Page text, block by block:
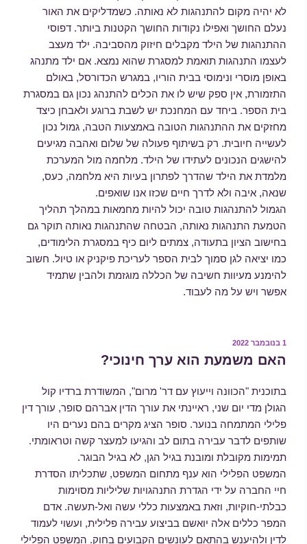
לא יהיה מקום להתנהגות לא נאותה. כשמדליקים את האור
נעלם החושך ואפילו נקודות החושך הקטנות ביותר. דפוסי
ההתנהגות של הילד מקבלים חיזוק מהסביבה. ילד מעצב
לעצמו התנהגות תואמת למסגרת שהוא נמצא. אם ילד מתנהג
באופן מוסרי ונימוסי בבית הוריו, במגרש הכדורסל, באולם
התזמורת, אין ספק שיש לו את הכלים להתנהג נכון גם במסגרת
בית הספר. ביחד עם המחנכת יש לשבת ברוגע ולאבחן כיצד
מחזקים את ההתנהגות הטובה באמצעות הטבה, גמול נכון
לעשייה חיובית. רק בשיתוף פעולה של שלום ואהבה מגיעים
להישגים הנכונים לעתידו של הילד. מלחמה מול המערכת
מלמדת את הילד שהדרך לפתרון בעיות היא מלחמה, כעס,
שנאה, איבה ולא לדרך חיים שכזו אנו שואפים.
הגמול להתנהגות טובה יכול להיות מחמאות במהלך תהליך
הטמעת התנהגות נאותה, הבטחה שהתנהגות נאותה תוקר גם
בחישוב הציון בתעודה, צמתים ליום כיף במסגרת הלימודים,
כמו יציאה לגן סמוך לבית הספר לעריכת פיקניק או טיול. חשוב
להימנע מעיוות חשיבה של הכללה מוגזמת ולהבין שתמיד
אפשר ויש על מה לעבוד.
פורסם1 בנובמבר 2022
האם משמעת הוא ערך חינוכי?
בתוכנית "הכוונה וייעוץ עם דר' מרום", המשודרת ברדיו קול
הגולן מדי יום שני, ראיינתי את עורך הדין אברהם סופר, עורך דין
פלילי המתמחה בנוער. סופר הציג מקרים בהם נערים היו
שותפים לדבר עבירה בתום לב והגיעו למעצר קשה וטראומתי.
תמימות מקובלת ומובנת בגיל הגן, לא בגיל הבוגר.
המשפט הפלילי הוא ענף מתחום המשפט, שתכליתו הסדרת
חיי החברה על ידי הגדרת התנהגויות שליליות מסוימות
כבלתי-חוקיות, וזאת באמצעות כללי עשה ואל-תעשה. אדם
המפר כללים אלה יואשם בביצוע עבירה פלילית, ועשוי לעמוד
לדין ולהיענש בהתאם לעונשים הקבועים בחוק. המשפט הפלילי